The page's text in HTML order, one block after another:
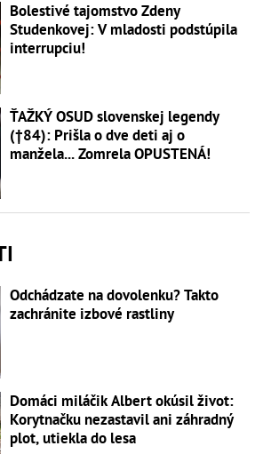
Bolestivé tajomstvo Zdeny
Studenkovej: V mladosti podstúpila
interrupciu!
ŤAŽKÝ OSUD slovenskej legendy
(†84): Prišla o dve deti aj o
manžela... Zomrela OPUSTENÁ!
Odchádzate na dovolenku? Takto
zachránite izbové rastliny
Domáci miláčik Albert okúsil život:
Korytnačku nezastavil ani záhradný
plot, utiekla do lesa